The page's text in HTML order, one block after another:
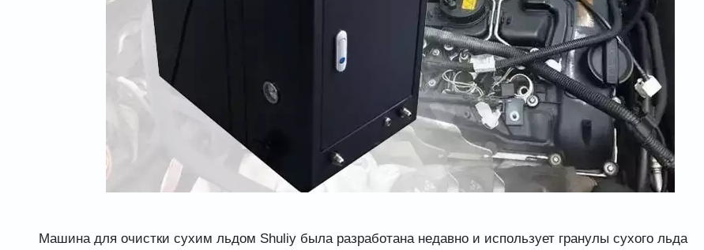
Машина для очистки сухим льдом Shuliy была разработана недавно и использует гранулы сухого льда